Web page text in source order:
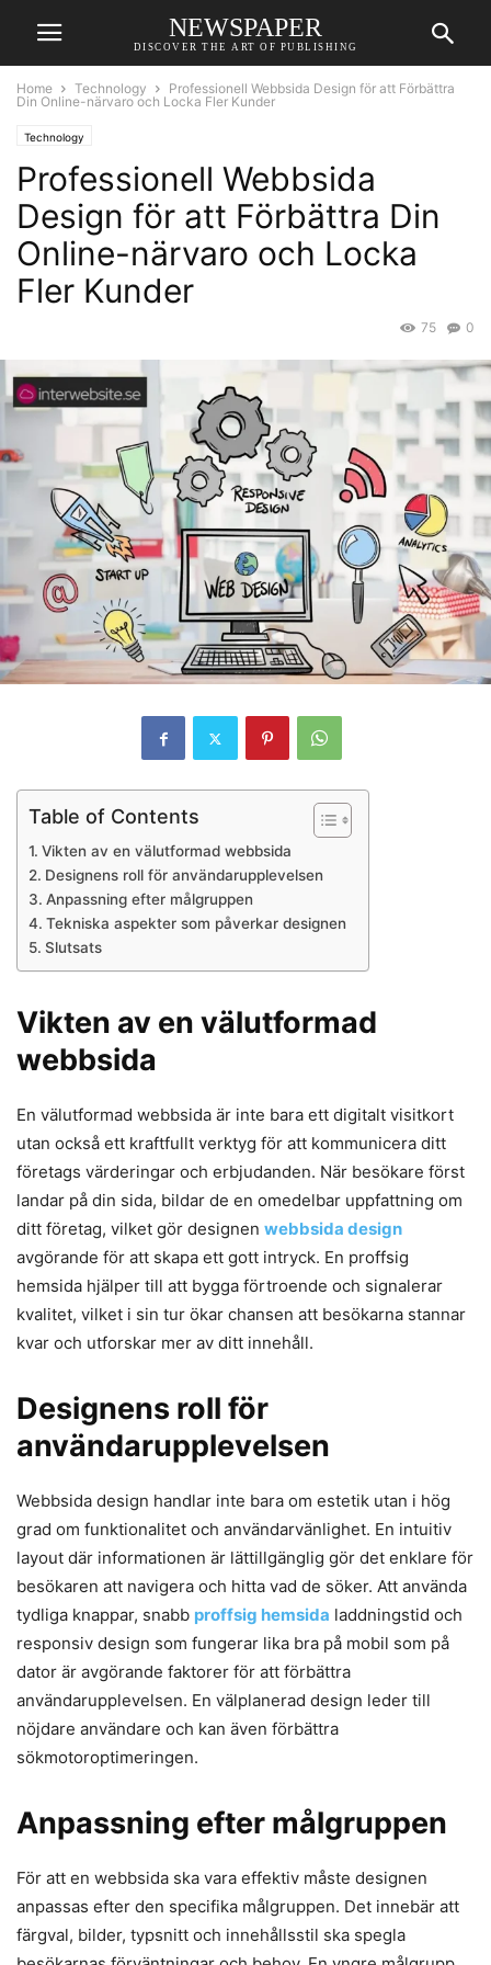
NEWSPAPER
DISCOVER THE ART OF PUBLISHING
Home Technology
Professionell Webbsida Design för att Förbättra
Din Online-närvaro och Locka Fler Kunder
Technology
Professionell Webbsida
Design för att Förbättra Din
Online-närvaro och Locka
Fler Kunder
0
75
Table of Contents
Vikten av en välutformad webbsida
Designens roll för användarupplevelsen
Anpassning efter målgruppen
Tekniska aspekter som påverkar designen
Slutsats
Vikten av en välutformad
webbsida
En välutformad webbsida är inte bara ett digitalt visitkort
utan också ett kraftfullt verktyg för att kommunicera ditt
företags värderingar och erbjudanden. När besökare först
landar på din sida, bildar de en omedelbar uppfattning om
ditt företag, vilket gör designen webbsida design
avgörande för att skapa ett gott intryck. En proffsig
hemsida hjälper till att bygga förtroende och signalerar
kvalitet, vilket i sin tur ökar chansen att besökarna stannar
kvar och utforskar mer av ditt innehåll.
Designens roll för
användarupplevelsen
Webbsida design handlar inte bara om estetik utan i hög
grad om funktionalitet och användarvänlighet. En intuitiv
layout där informationen är lättillgänglig gör det enklare för
besökaren att navigera och hitta vad de söker. Att använda
tydliga knappar, snabb proffsig hemsida laddningstid och
responsiv design som fungerar lika bra på mobil som på
dator är avgörande faktorer för att förbättra
användarupplevelsen. En välplanerad design leder till
nöjdare användare och kan även förbättra
sökmotoroptimeringen.
Anpassning efter målgruppen
För att en webbsida ska vara effektiv måste designen
anpassas efter den specifika målgruppen. Det innebär att
färgval, bilder, typsnitt och innehållsstil ska spegla